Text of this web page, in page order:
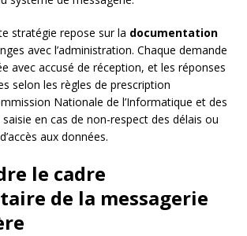
stratégie repose sur la documentation
avec l’administration. Chaque demande
avec accusé de réception, et les réponses
selon les règles de prescription
Nationale de l’Informatique et des
en cas de non-respect des délais ou
aux données.
le cadre
de la messagerie